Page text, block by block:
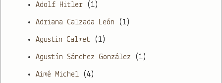
Adolf Hitler (1)
Adriana Calzada León (1)
Agustin Calmet (1)
Agustín Sánchez González (1)
Aimé Michel (4)